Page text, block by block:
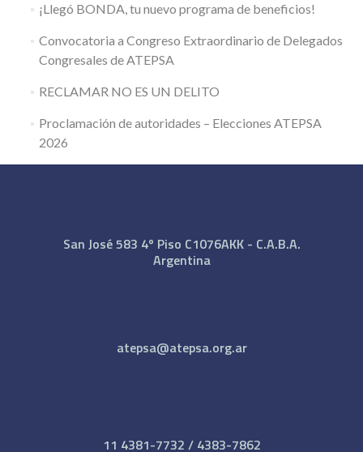
¡Llegó BONDA, tu nuevo programa de beneficios!
Convocatoria a Congreso Extraordinario de Delegados
Congresales de ATEPSA
RECLAMAR NO ES UN DELITO
Proclamación de autoridades – Elecciones ATEPSA
2026
San José 583 4º Piso C1076AKK - C.A.B.A.
Argentina
atepsa@atepsa.org.ar
11 4381-7732 / 4383-7862